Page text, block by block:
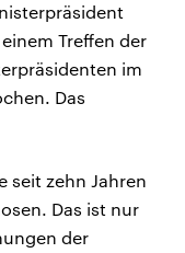
Treffen der
im
Das
seit zehn Jahren
Das ist nur
der